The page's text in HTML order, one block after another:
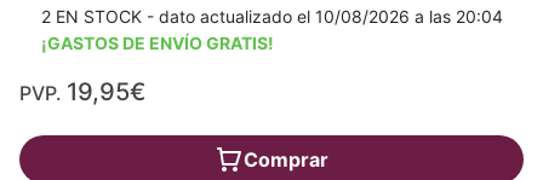
2 EN STOCK - dato actualizado el 10/08/2026 a las 20:04
¡GASTOS DE ENVÍO GRATIS!
PVP. 19,95€
Comprar